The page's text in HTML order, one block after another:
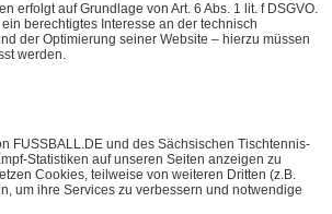
erfolgt auf Grundlage von Art. 6 Abs. 1 lit. f DSGVO.
berechtigtes Interesse an der technisch
der Optimierung seiner Website – hierzu müssen
werden.
FUSSBALL.DE und des Sächsischen Tischtennis-
Statistiken auf unseren Seiten anzeigen zu
Cookies, teilweise von weiteren Dritten (z.B.
um ihre Services zu verbessern und notwendige